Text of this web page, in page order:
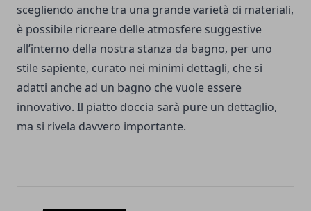
scegliendo anche tra una grande varietà di materiali,
è possibile ricreare delle atmosfere suggestive
all’interno della nostra stanza da bagno, per uno
stile sapiente, curato nei minimi dettagli, che si
adatti anche ad un bagno che vuole essere
innovativo. Il piatto doccia sarà pure un dettaglio,
ma si rivela davvero importante.